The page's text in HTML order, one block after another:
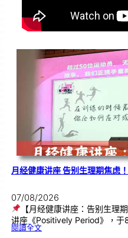
月经健康讲座 告别生理期焦虑！
07/08/2026
【月经健康讲座：告别生理期
讲座《Positively Period》，
閱讀全文:月